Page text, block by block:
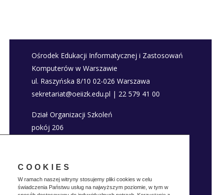
COOKIES
W ramach naszej witryny stosujemy pliki cookies w celu
świadczenia Państwu usług na najwyższym poziomie, w tym w
Ośrodek Edukacji Informatycznej i Zastosowań
Komputerów w Warszawie
ul. Raszyńska 8/10 02-026 Warszawa
sekretariat@oeiizk.edu.pl | 22 579 41 00
Dział Organizacji Szkoleń
pokój 206
Polityka prywatnosci